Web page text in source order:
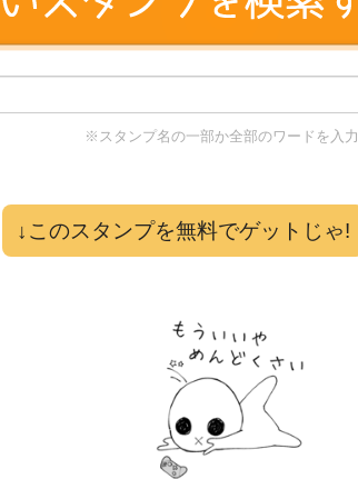
※スタンプ名の一部か全部のワードを入力
↓このスタンプを無料でゲットじゃ!